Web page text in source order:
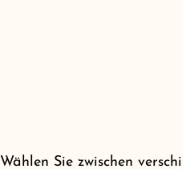
Wählen Sie zwischen